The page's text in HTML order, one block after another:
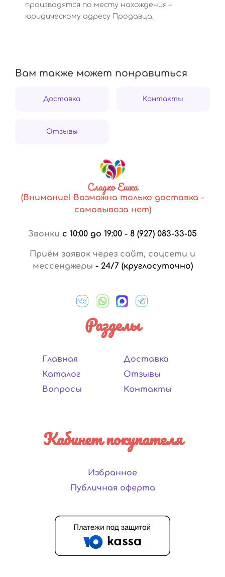
производятся по месту нахождения –
юридическому адресу Продавца.
Вам также может понравиться
Доставка Контакты
Отзывы
Сладко Ешка
(Внимание! Возможна только доставка -
самовывоза нет)
Звонки с 10:00 до 19:00 - 8 (927) 083-33-05
Приём заявок через сайт, соцсети и
мессенджеры - 24/7 (круглосуточно)
Разделы
Главная
Каталог
Вопросы
Доставка
Отзывы
Контакты
Кабинет покупателя
Избранное
Публичная оферта